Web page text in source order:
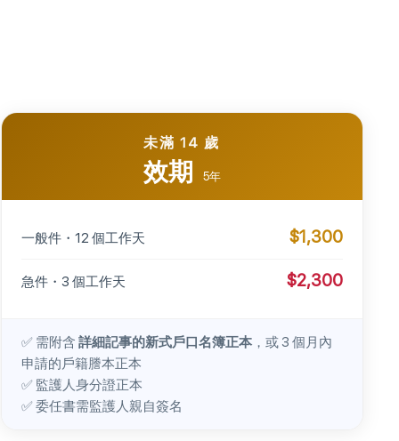
未滿 14 歲
效期 5年
一般件・12 個工作天 $1,300
急件・3 個工作天 $2,300
✅ 需附含詳細記事的新式戶口名簿正本 ，或 3 個月內
申請的戶籍謄本正本
✅ 監護人身分證正本
✅ 委任書需監護人親自簽名